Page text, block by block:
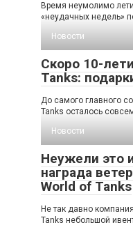
Время неумолимо
«неудачных недель»
Новости
Скоро 10-
Tanks:
До самого главного
Tanks осталось
Новости
Неужели это
награда
World of Tanks
Не так давно
Tanks небольшой